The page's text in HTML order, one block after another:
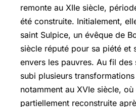
remonte au XIIe siècle,
été construite. Initialement,
saint Sulpice, un évêque de
siècle réputé pour sa piété et
envers les pauvres. Au fil des
subi plusieurs
notamment au XVIe siècle,
partiellement reconstruite